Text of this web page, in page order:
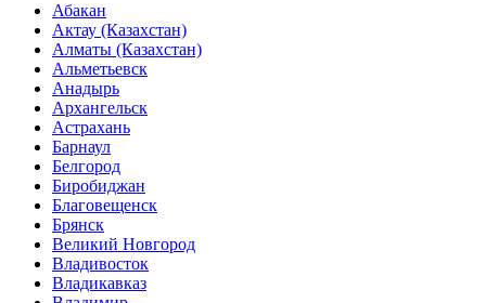
Абакан
Актау (Казахстан)
Алматы (Казахстан)
Альметьевск
Анадырь
Архангельск
Астрахань
Барнаул
Белгород
Биробиджан
Благовещенск
Брянск
Великий Новгород
Владивосток
Владикавказ